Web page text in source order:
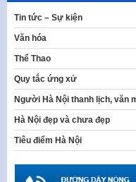
Tin tức – Sự kiện
Văn hóa
Thể Thao
Quy tắc ứng xử
Người Hà Nội thanh lịch, văn
Hà Nội đẹp và chưa đẹp
Tiêu điểm Hà Nội